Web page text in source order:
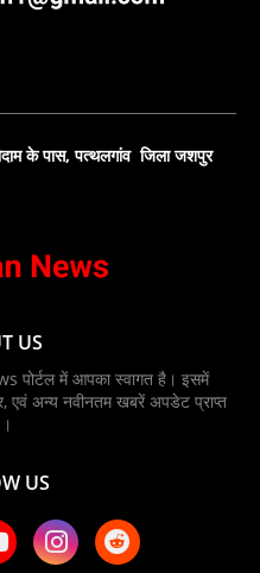
के पास, पत्थलगांव जिला जशपुर
US
पोर्टल में आपका स्वागत है। इसमें
एवं अन्य नवीनतम खबरें अपडेट प्राप्त
US